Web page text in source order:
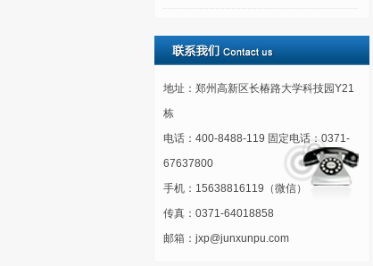
地址：郑州高新区长椿路大学科技园Y21
栋
电话：400-8488-119 固定电话：0371-
67637800
手机：15638816119（微信）
传真：0371-64018858
邮箱：jxp@junxunpu.com